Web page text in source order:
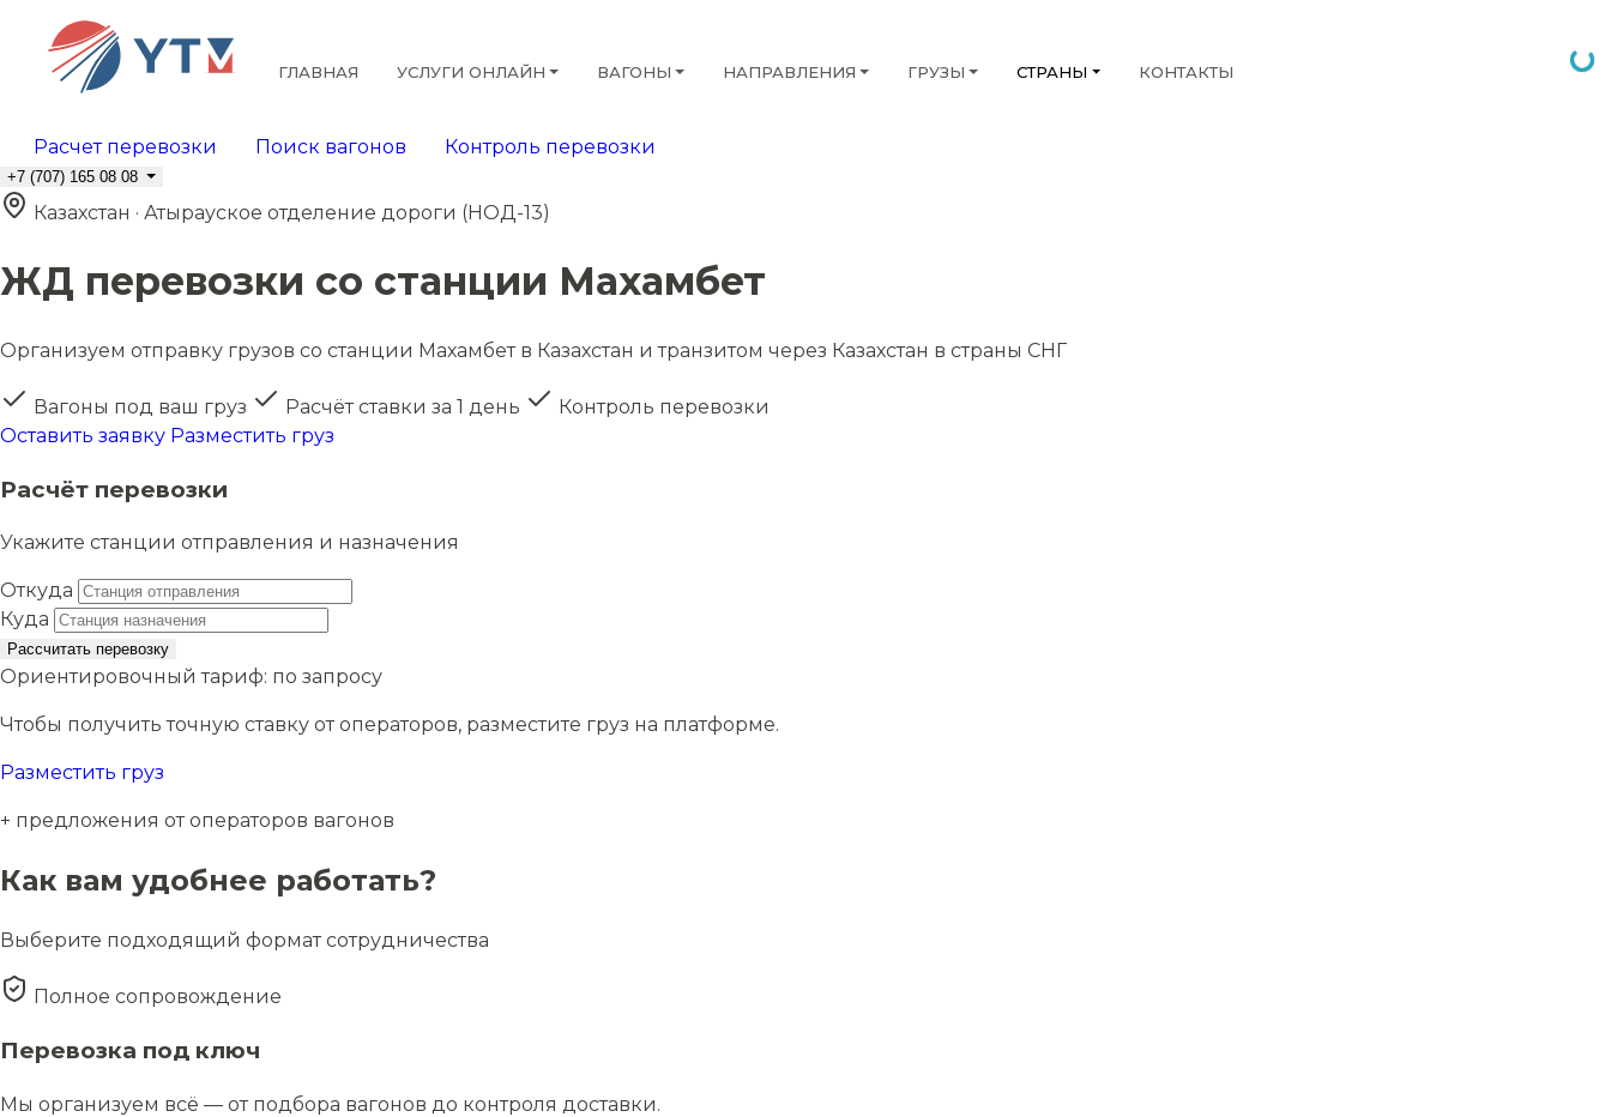
ГЛАВНАЯ УСЛУГИ ОНЛАЙН ВАГОНЫ НАПРАВЛЕНИЯ ГРУЗЫ СТРАНЫ КОНТАКТЫ
Расчет перевозки Поиск вагонов Контроль перевозки
+7 (707) 165 08 08
Казахстан · Атырауское отделение дороги (НОД-13)
ЖД перевозки со станции Махамбет
Организуем отправку грузов со станции Махамбет в Казахстан и транзитом через Казахстан в страны СНГ
Вагоны под ваш груз Расчёт ставки за 1 день
Контроль перевозки
Оставить заявку Разместить груз
Расчёт перевозки
Укажите станции отправления и назначения
Откуда
Куда
Рассчитать перевозку
Ориентировочный тариф: по запросу
Чтобы получить точную ставку от операторов, разместите груз на платформе.
Разместить груз
+ предложения от операторов вагонов
Как вам удобнее работать?
Выберите подходящий формат сотрудничества
Полное сопровождение
Перевозка под ключ
Мы организуем всё — от подбора вагонов до контроля доставки.